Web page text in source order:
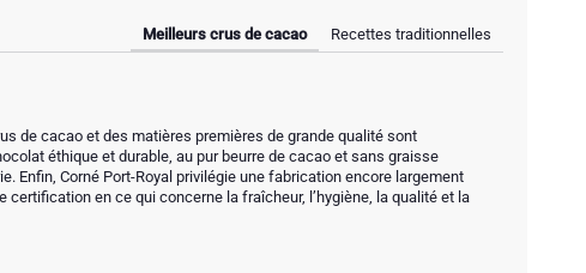
Meilleurs crus de cacao
de cacao et des matières premières de grande qualité sont
éthique et durable, au pur beurre de cacao et sans graisse
Enfin, Corné Port-Royal privilégie une fabrication encore largement
en ce qui concerne la fraîcheur, l’hygiène, la qualité et la
Recettes traditionnelles